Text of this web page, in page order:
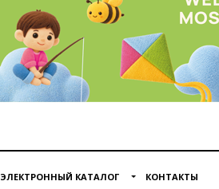
ЭЛЕКТРОННЫЙ КАТАЛОГ КОНТАКТЫ